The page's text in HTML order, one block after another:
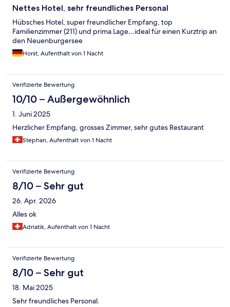
Nettes Hotel, sehr freundliches Personal
Hübsches Hotel, super freundlicher Empfang, top
Familienzimmer (211) und prima Lage…ideal für einen Kurztrip an
den Neuenburgersee
Horst, Aufenthalt von 1 Nacht
Verifizierte Bewertung
10/10 – Außergewöhnlich
1. Juni 2025
Herzlicher Empfang, grosses Zimmer, sehr gutes Restaurant
Stephan, Aufenthalt von 1 Nacht
Verifizierte Bewertung
8/10 – Sehr gut
26. Apr. 2026
Alles ok
Adriatik, Aufenthalt von 1 Nacht
Verifizierte Bewertung
8/10 – Sehr gut
18. Mai 2025
Sehr freundliches Personal.